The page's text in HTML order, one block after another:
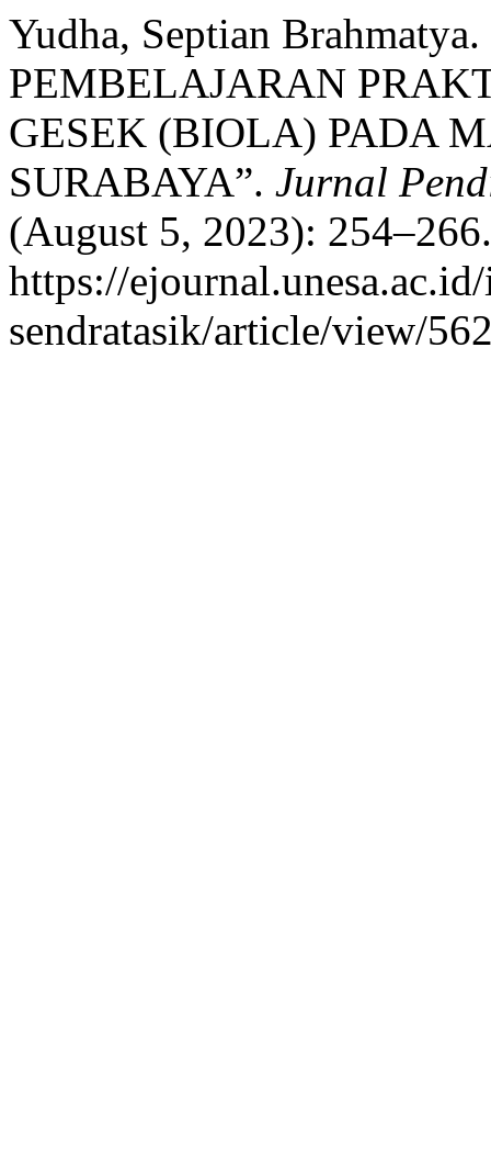
Yudha, Septian
PEMBELAJARAN
GESEK (BIOLA) PADA
SURABAYA”. Jurnal
(August 5, 2023):
https://
sendratasik/article/view/